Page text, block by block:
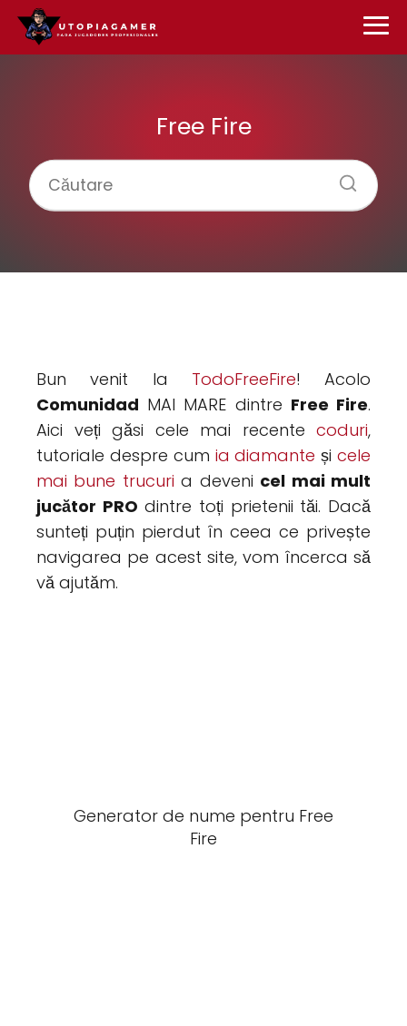
Free Fire
Bun venit la TodoFreeFire! Acolo
Comunidad MAI MARE dintre Free Fire.
Aici veți găsi cele mai recente coduri,
tutoriale despre cum ia diamante șicele
mai bune trucuri a deveni cel mai mult
jucător PRO dintre toți prietenii tăi. Dacă
sunteți puțin pierdut în ceea ce privește
navigarea pe acest site, vom încerca să
vă ajutăm.
Generator de nume pentru Free
Fire